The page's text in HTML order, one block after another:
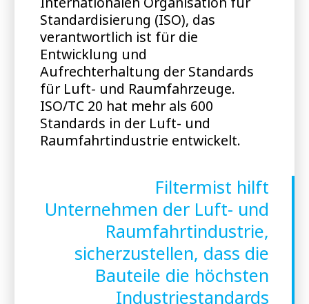
Standardisierung (ISO), das
verantwortlich ist für die
Entwicklung und
Aufrechterhaltung der Standards
für Luft- und Raumfahrzeuge.
ISO/TC 20 hat mehr als 600
Standards in der Luft- und
Raumfahrtindustrie entwickelt.
Filtermist hilft
Unternehmen der Luft- und
Raumfahrtindustrie,
sicherzustellen, dass die
Bauteile die höchsten
Industriestandards